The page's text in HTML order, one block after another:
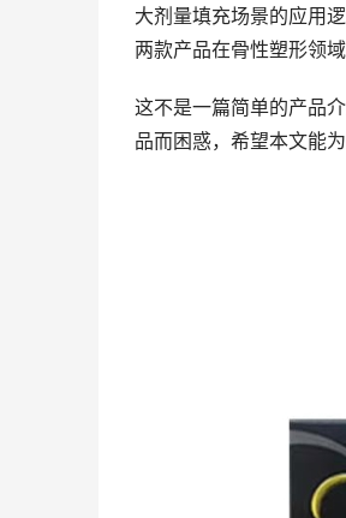
大剂量填充场景的应用
两款产品在骨性塑形领
这不是一篇简单的产品
品而困惑，希望本文能